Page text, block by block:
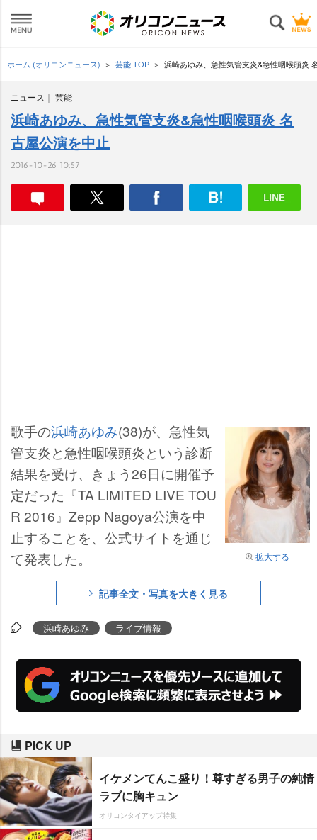
ホーム (オリコンニュース) 芸能 TOP 浜崎あゆみ、急性気管支炎&急性咽喉頭炎
ニュース 芸能
浜崎あゆみ、急性気管支炎&急性咽喉頭炎 名
古屋公演を中止
2016-10-26 10:57
拡大する
歌手の浜崎あゆみ(38)が、急性気
管支炎と急性咽喉頭炎という診断
結果を受け、きょう26日に開催予
定だった『TA LIMITED LIVE TOU
R 2016』Zepp Nagoya公演を中
止することを、公式サイトを通じ
て発表した。
記事全文・写真を大きく見る
浜崎あゆみ ライブ情報
PICK UP
イケメンてんこ盛り！尊すぎる男子の純情
ラブに胸キュン
オリコンタイアップ特集